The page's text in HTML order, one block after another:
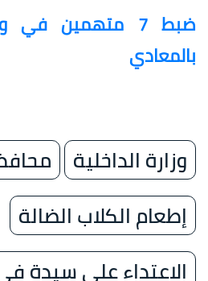
ضبط 7 متهمين
بالمعادي
وزارة الداخلية
إطعام الكلاب الضالة
الاعتداء على سيدة